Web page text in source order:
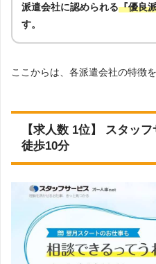
派遣会社に認められる『優良
す。
ここからは、各派遣会社の特徴
【求人数 1位】 スタッ
徒歩10分